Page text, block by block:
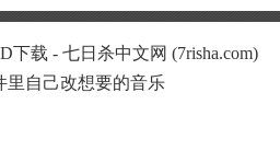
下载 - 七日杀中文网 (7risha.com)
里自己改想要的音乐